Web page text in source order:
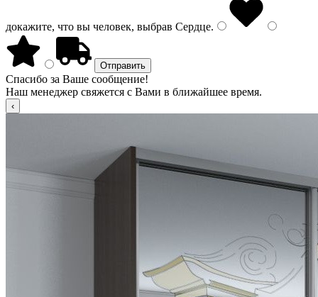
докажите, что вы человек, выбрав Сердце.
Спасибо за Ваше сообщение!
Наш менеджер свяжется с Вами в ближайшее время.